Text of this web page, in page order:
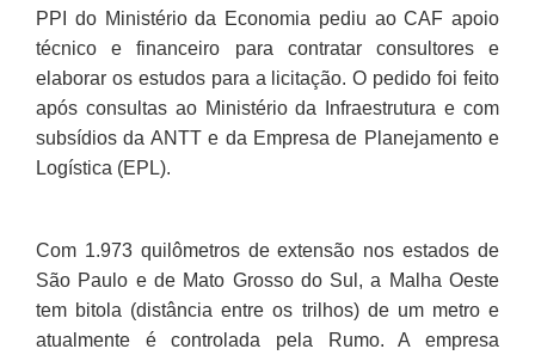
PPI do Ministério da Economia pediu ao CAF apoio
técnico e financeiro para contratar consultores e
elaborar os estudos para a licitação. O pedido foi feito
após consultas ao Ministério da Infraestrutura e com
subsídios da ANTT e da Empresa de Planejamento e
Logística (EPL).
Com 1.973 quilômetros de extensão nos estados de
São Paulo e de Mato Grosso do Sul, a Malha Oeste
tem bitola (distância entre os trilhos) de um metro e
atualmente é controlada pela Rumo. A empresa